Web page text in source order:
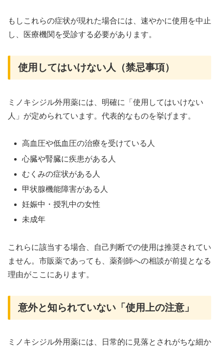
もしこれらの症状が現れた場合には、速やかに使用を中止
し、医療機関を受診する必要があります。
使用してはいけない人（禁忌事項）
ミノキシジル外用薬には、明確に「使用してはいけない
人」が定められています。代表的なものを挙げます。
高血圧や低血圧の治療を受けている人
心臓や腎臓に疾患がある人
むくみの症状がある人
甲状腺機能障害がある人
妊娠中・授乳中の女性
未成年
これらに該当する場合、自己判断での使用は推奨されてい
ません。市販薬であっても、薬剤師への相談が前提となる
理由がここにあります。
意外と知られていない「使用上の注意」
ミノキシジル外用薬には、日常的に見落とされがちな細か